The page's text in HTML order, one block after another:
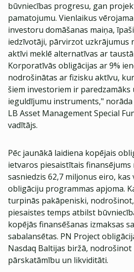
būvniecības progresu, gan
pamatojumu. Vienlaikus
investoru domāšanas maiņa,
iedzīvotāji, pārvirzot uzkrājumus
aktīvi meklē alternatīvas ar
Korporatīvās obligācijas ar 9%
nodrošinātas ar fizisku aktīvu,
šiem investoriem ir
ieguldījumu instruments,"
LB Asset Management Special
vadītājs.
Pēc jaunākā laidiena kopējais
ietvaros piesaistītais
sasniedzis 62,7 miljonus eiro, kas
obligāciju programmas apjoma.
turpinās pakāpeniski,
piesaistes temps atbilst
kopējās finansēšanas izmaksas
sabalansētas. PN Project
Nasdaq Baltijas biržā,
pārskatāmību un likviditāti.